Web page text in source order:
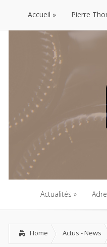
Accueil
Accueil
Pierre
Actualités
Actualités
Home Actus - News